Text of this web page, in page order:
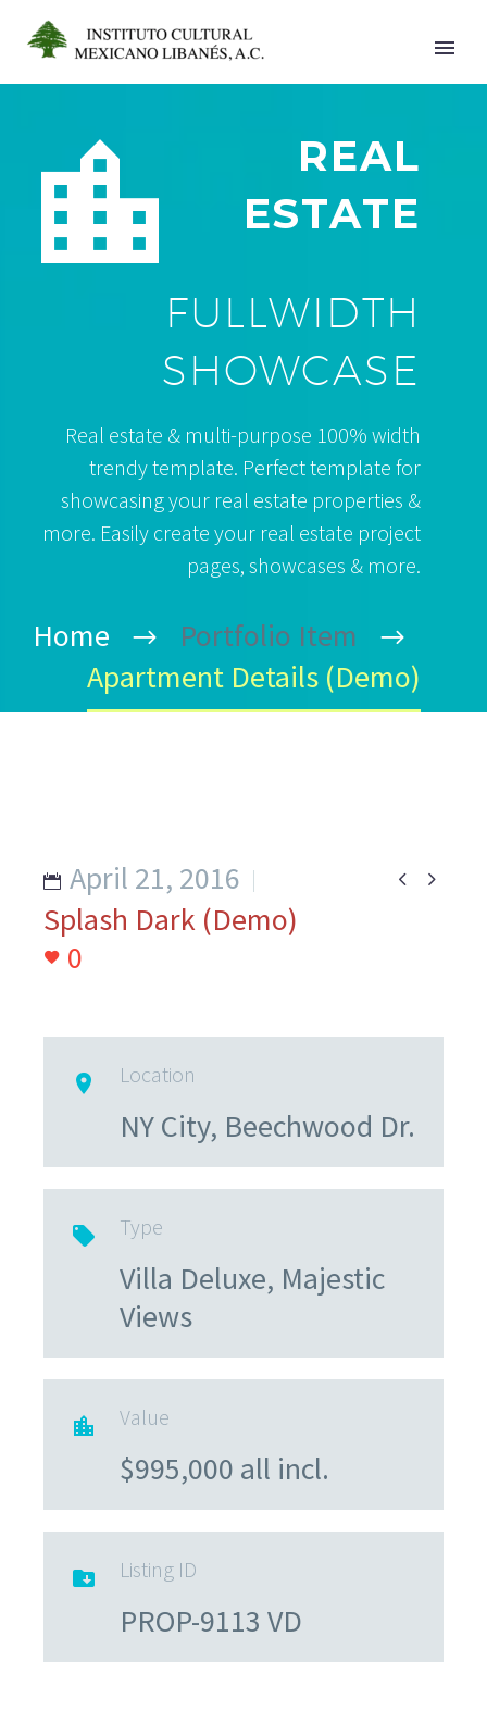


REAL
ESTATE
FULLWIDTH
SHOWCASE
Real estate & multi-purpose 100% width
trendy template. Perfect template for
showcasing your real estate properties &
more. Easily create your real estate project
pages, showcases & more.
Home
Portfolio Item
Apartment Details (Demo)
 
April 21, 2016
Splash Dark (Demo)
0
 Location
NY City, Beechwood Dr.
 Type
Villa Deluxe, Majestic
Views
 Value
$995,000 all incl.
 Listing ID
PROP-9113 VD